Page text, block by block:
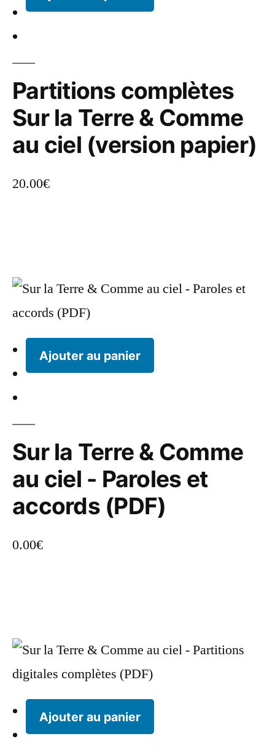
Partitions complètes
Sur la Terre & Comme
au ciel (version papier)
20.00€
Ajouter au panier
Sur la Terre & Comme
au ciel - Paroles et
accords (PDF)
0.00€
Ajouter au panier